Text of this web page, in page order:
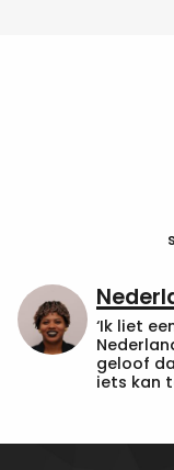
‘Ik liet
geloof
iets kan